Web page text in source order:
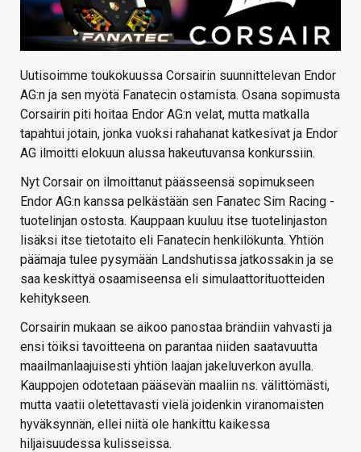
HAKU
Uutisoimme toukokuussa Corsairin suunnittelevan Endor
AG:n ja sen myötä Fanatecin ostamista. Osana sopimusta
Corsairin piti hoitaa Endor AG:n velat, mutta matkalla
tapahtui jotain, jonka vuoksi rahahanat katkesivat ja Endor
AG ilmoitti elokuun alussa hakeutuvansa konkurssiin.
Nyt Corsair on ilmoittanut päässeensä sopimukseen
Endor AG:n kanssa pelkästään sen Fanatec Sim Racing -
tuotelinjan ostosta. Kauppaan kuuluu itse tuotelinjaston
lisäksi itse tietotaito eli Fanatecin henkilökunta. Yhtiön
päämaja tulee pysymään Landshutissa jatkossakin ja se
saa keskittyä osaamiseensa eli simulaattorituotteiden
kehitykseen.
Corsairin mukaan se aikoo panostaa brändiin vahvasti ja
ensi töiksi tavoitteena on parantaa niiden saatavuutta
maailmanlaajuisesti yhtiön laajan jakeluverkon avulla.
Kauppojen odotetaan pääsevän maaliin ns. välittömästi,
mutta vaatii oletettavasti vielä joidenkin viranomaisten
hyväksynnän, ellei niitä ole hankittu kaikessa
hiljaisuudessa kulisseissa.